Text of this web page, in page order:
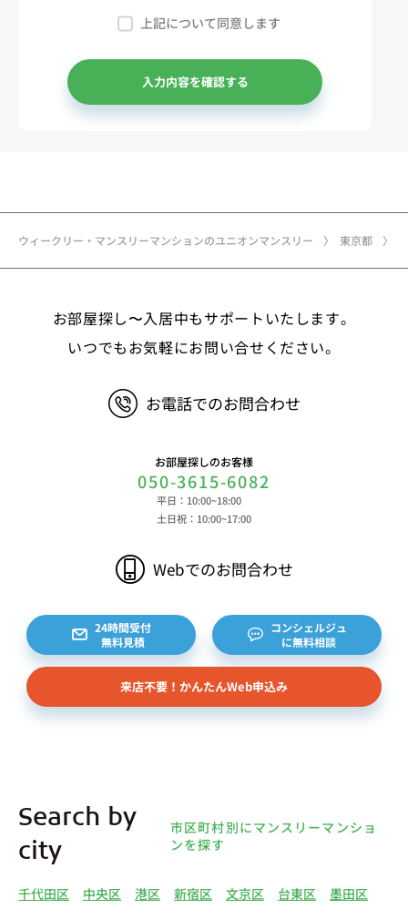
ウィークリー・マンスリーマンションのユニオンマンスリー 東京都
業からの電話・メール等のお問合せや公開情報（登
記簿謄本、電話帳、インターネット掲載情報等）な
どから適法かつ公正な手段により個人情報を取得い
たします。
3.弊社が保有する個人情報 （1）マンスリー物件
メールアドレス、アカウントのIDおよびパスワー
等 ③決済に関する情報 クレジットカードに関す
ービスのご利用に際して取得する情報 端末識別
子、広告識別子、IPアドレス、クッキーデータおよ
閲覧時刻、リファラー情報ならびにクッキーIDや広
対するお問い合わせ・ご連絡等に関する情報等 ま
た、お客様の個人情報は、弊社のデータベースシス
テムに登録されます。登録されるお客様の個人情報
積書等をもとに登録されます。 （2）弊社と賃貸
借契約を締結している不動産所有者様および所有者
約等のお問合せをいただいた個人または企業、イン
ターネット上の不動産オーナーサイト等からの査定
依頼者、 公開情報などから取得した不動産所有者
様（以下総称して「オーナー様」といいます）の個
人情報を取得します。取得する個人情報は、上記
下記（1）～（13）における利用目的のために利用
し、また、利用目的を達成するために必要な範囲で
リー物件の紹介、利用契約に関する連絡、利用契約
上記について同意します
入力内容を確認する
お部屋探し〜入居中もサポートいたします。
いつでもお気軽にお問い合せください。
お電話でのお問合わせ
お部屋探しのお客様
050-3615-6082
平日：10:00~18:00
土日祝：10:00~17:00
Webでのお問合わせ
24時間受付
無料見積
コンシェルジュ
に無料相談
来店不要！かんたんWeb申込み
Search by
city
市区町村別にマンスリーマンショ
ンを探す
千代田区 中央区 港区 新宿区 文京区 台東区
墨田区